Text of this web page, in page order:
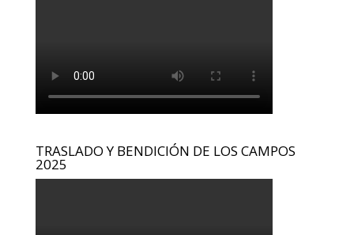
TRASLADO Y BENDICIÓN DE LOS CAMPOS
2025